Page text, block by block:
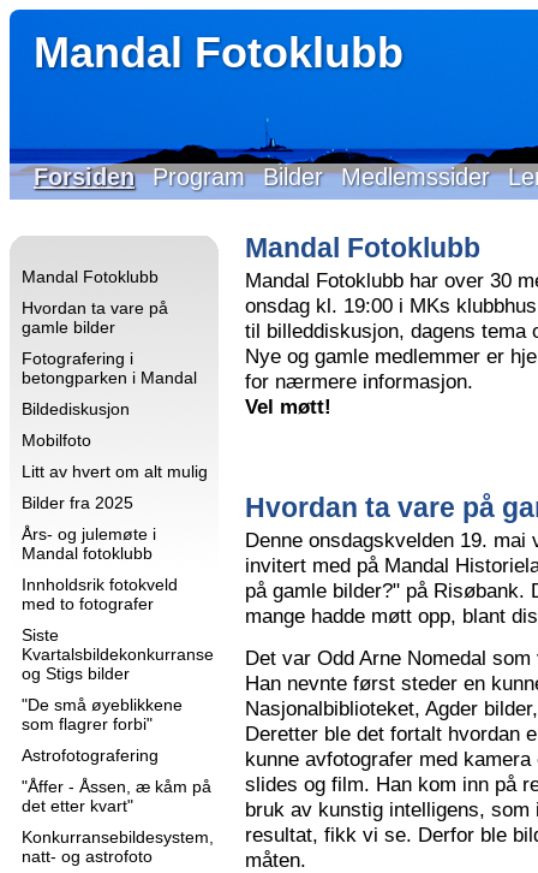
Mandal Fotoklubb
Forsiden Program Bilder Medlemssider
Mandal Fotoklubb
Hvordan ta vare på
gamle bilder
Fotografering i
betongparken i Mandal
Bildediskusjon
Mobilfoto
Litt av hvert om alt mulig
Bilder fra 2025
Års- og julemøte i
Mandal fotoklubb
Innholdsrik fotokveld
med to fotografer
Siste
Kvartalsbildekonkurranse
og Stigs bilder
"De små øyeblikkene
som flagrer forbi"
Astrofotografering
"Åffer - Åssen, æ kåm på
det etter kvart"
Konkurransebildesystem,
natt- og astrofoto
Mandal Fotoklubb
Mandal Fotoklubb har over 30
onsdag kl. 19:00 i MKs
til billeddiskusjon, dagens
Nye og gamle medlemmer er
for nærmere informasjon.
Vel møtt!
Hvordan ta vare på
Denne onsdagskvelden 19.
invitert med på Mandal
på gamle bilder?" på
mange hadde møtt opp, blant
Det var Odd Arne Nomedal
Han nevnte først steder en
Nasjonalbiblioteket, Agder
Deretter ble det fortalt hvordan
kunne avfotografer med
slides og film. Han kom inn på
bruk av kunstig intelligens,
resultat, fikk vi se. Derfor ble
måten.